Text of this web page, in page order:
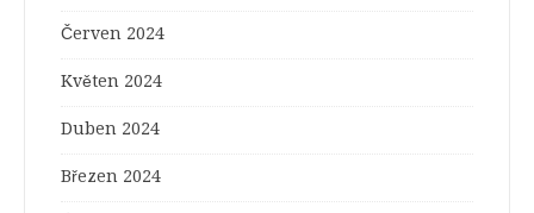
Červen 2024
Květen 2024
Duben 2024
Březen 2024